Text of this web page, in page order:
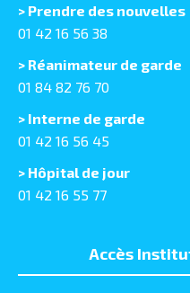
> Prendre des nouvelles
01 42 16 56 38
> Réanimateur de garde
01 84 82 76 70
> Interne de garde
01 42 16 56 45
> Hôpital de jour
01 42 16 55 77
Accès